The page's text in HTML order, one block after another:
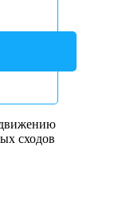
движению
сходов